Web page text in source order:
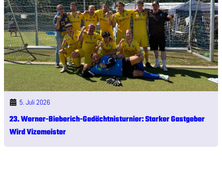
5. Juli 2026
23. Werner-Bieberich-Gedächtnisturnier: Starker Gastgeber
Wird Vizemeister